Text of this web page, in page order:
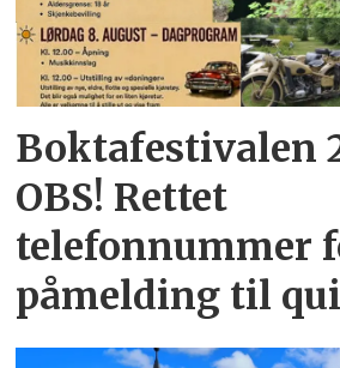
Boktafestivalen
OBS! Rettet
telefonnummer
påmelding til